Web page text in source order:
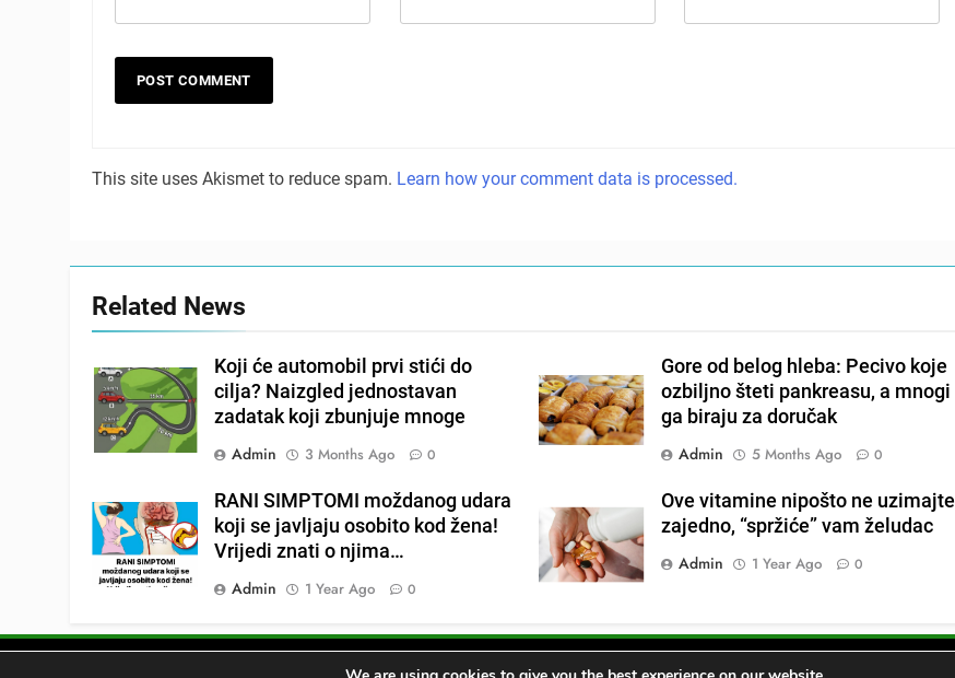
This site uses Akismet to reduce spam. Learn how your comment data is processed.
Related News
Koji će automobil prvi stići do
cilja? Naizgled jednostavan
zadatak koji zbunjuje mnoge
Admin
3 Months Ago 0
Gore od belog hleba: Pecivo koje
ozbiljno šteti pankreasu, a mnogi
ga biraju za doručak
Admin
5 Months Ago 0
RANI SIMPTOMI moždanog udara
koji se javljaju osobito kod žena!
Vrijedi znati o njima…
Admin
1 Year Ago 0
Ove vitamine nipošto ne uzimajte
zajedno, “spržiće” vam želudac
Admin
1 Year Ago 0